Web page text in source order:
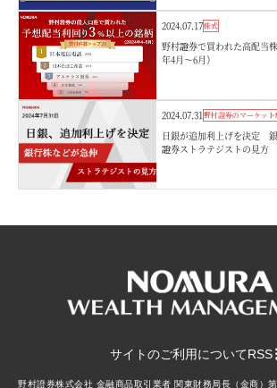
2024.07.17株式
野村證券で買われた高配当
年4月～6月）
2024.07.31野村證券のマーケット
日銀が追加利上げを決定
證券ストラテジストの見方
サイトのご利用についてRSS
野村證券株式会社 金融商品取引業者 関東財務局長（金商）